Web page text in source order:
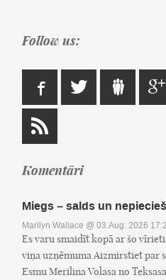
Follow us:
Komentāri
Miegs – salds un
Marilyn Wallace @ 03.Aug, 2026
Es varu smaidīt kopā ar šo
viņa uzņēmuma Aizmirstiet par
Esmu Merilina Volasa no